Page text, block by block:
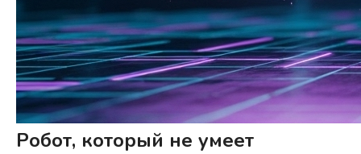
Робот, который не умеет